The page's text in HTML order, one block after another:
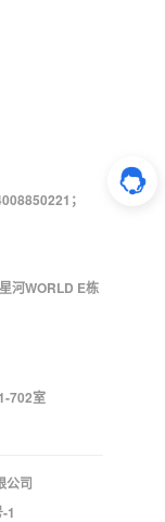
；
河WORLD E栋
702室
公司
1